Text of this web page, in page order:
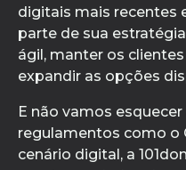
digitais mais recentes
parte de sua
ágil, manter os
expandir as opções
E não vamos
regulamentos como o
cenário digital, a